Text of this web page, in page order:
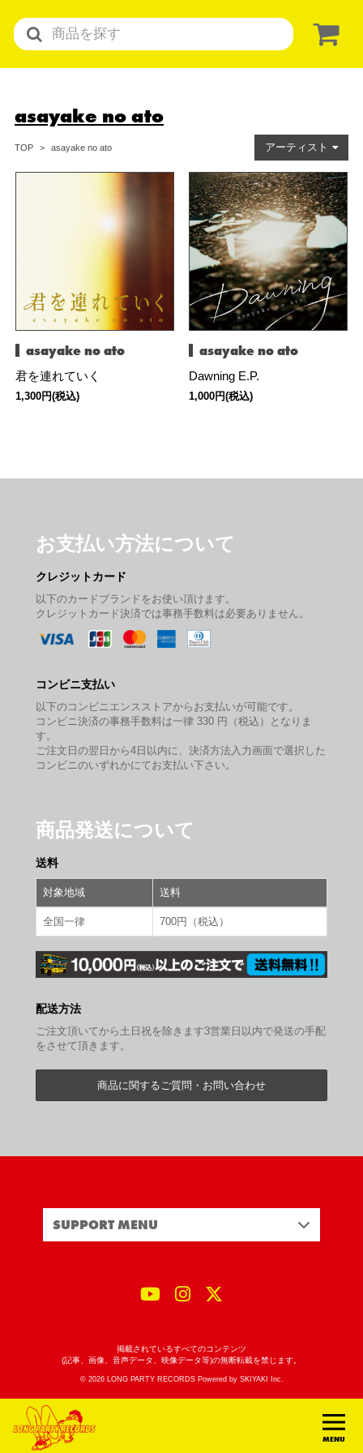
MENU
asayake no ato
TOP asayake no ato アーティスト
asayake no ato
君を連れていく
1,300円(税込)
asayake no ato
Dawning E.P.
1,000円(税込)
お支払い方法について
クレジットカード
以下のカードブランドをお使い頂けます。
クレジットカード決済では事務手数料は必要ありません。
コンビニ支払い
以下のコンビニエンスストアからお支払いが可能です。
コンビニ決済の事務手数料は一律 330 円（税込）となりま
す。
ご注文日の翌日から4日以内に、決済方法入力画面で選択した
コンビニのいずれかにてお支払い下さい。
商品発送について
送料
対象地域 送料
全国一律 700円（税込）
配送方法
ご注文頂いてから土日祝を除きます3営業日以内で発送の手配
をさせて頂きます。
商品に関するご質問・お問い合わせ
SUPPORT MENU
掲載されているすべてのコンテンツ
(記事、画像、音声データ、映像データ等)の無断転載を禁じます。
© 2026 LONG PARTY RECORDS Powered by SKIYAKI Inc.